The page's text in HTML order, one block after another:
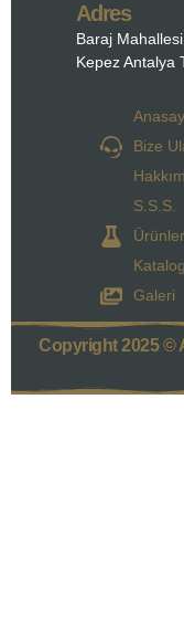
Adres
Baraj
Kepez Antalya
Bize
S.S.S.
Katalog
Galeri
Copyright 2025 ©